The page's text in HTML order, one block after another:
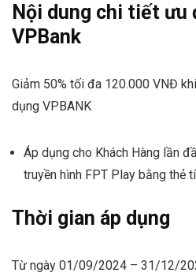
Nội dung chi tiết ưu
VPBank
Giảm 50% tối đa 120.000 VNĐ
dụng VPBANK
Áp dụng cho Khách Hàng lần
truyền hình FPT Play bằng thẻ
Thời gian áp dụng
Từ ngày 01/09/2024 – 31/12/